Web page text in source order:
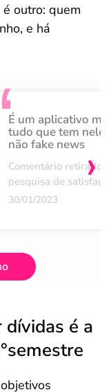
outro: quem
e há
É um aplicativo
tudo que tem nele
não fake news
Comentário retirado
pesquisa de
30/01/2023
›
é a